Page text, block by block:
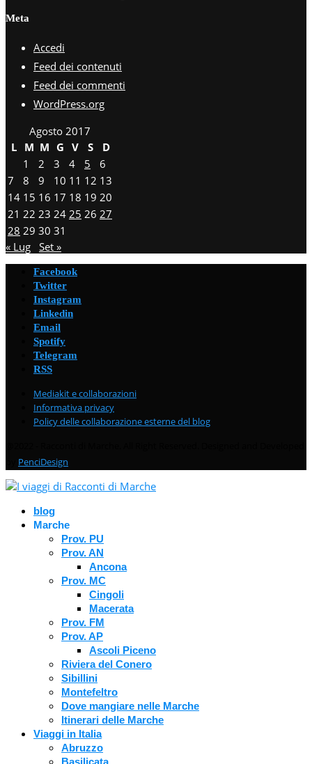
Meta
Accedi
Feed dei contenuti
Feed dei commenti
WordPress.org
Agosto 2017
L M M G V S
D
1
2 3 4 5
6
7
8 9 10 11 12 13
14 15 16 17 18 19 20
21 22 23 24 25 26 27
28 29 30 31
« Lug Set »
Facebook
Twitter
Instagram
Linkedin
Email
Spotify
Telegram
RSS
Mediakit e collaborazioni
Informativa privacy
Policy delle collaborazione esterne del blog
PenciDesign
blog
Marche
Prov. PU
Prov. AN
Ancona
Prov. MC
Cingoli
Macerata
Prov. FM
Prov. AP
Ascoli Piceno
Riviera del Conero
Sibillini
Montefeltro
Dove mangiare nelle Marche
Itinerari delle Marche
Viaggi in Italia
Abruzzo